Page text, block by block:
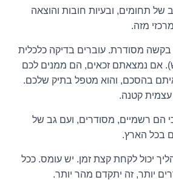
של תחומים, ובעיות חובות והוצאה
מזה.
בקשה מסודרת. עוברים בדיקה כלכלית
אם נמצאתם זכאים, הם ממנים לכם
בהסכם, והוא מטפל בתיק שלכם.
קטנה.
הם רשמיים, מסודרים, ועם גב של
בכל הארץ.
יכול לקחת קצת זמן. יש עומס. ככל
יותר, זה יתקדם מהר יותר.